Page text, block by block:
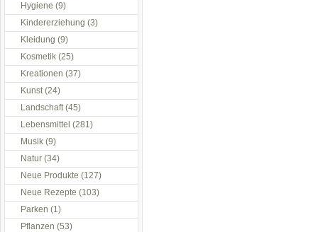
Hygiene (9)
Kindererziehung (3)
Kleidung (9)
Kosmetik (25)
Kreationen (37)
Kunst(24)
Landschaft(45)
Lebensmittel (281)
Musik (9)
Natur (34)
Neue Produkte (127)
Neue Rezepte (103)
Parken (1)
Pflanzen (53)